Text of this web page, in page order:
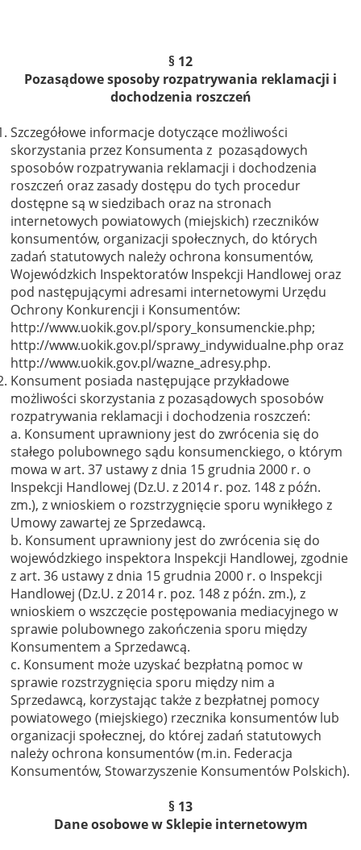
§ 12
Pozasądowe sposoby rozpatrywania reklamacji i
dochodzenia roszczeń
Szczegółowe informacje dotyczące możliwości
skorzystania przez Konsumenta z pozasądowych
sposobów rozpatrywania reklamacji i dochodzenia
roszczeń oraz zasady dostępu do tych procedur
dostępne są w siedzibach oraz na stronach
internetowych powiatowych (miejskich) rzeczników
konsumentów, organizacji społecznych, do których
zadań statutowych należy ochrona konsumentów,
Wojewódzkich Inspektoratów Inspekcji Handlowej oraz
pod następującymi adresami internetowymi Urzędu
Ochrony Konkurencji i Konsumentów:
http://www.uokik.gov.pl/spory_konsumenckie.php;
http://www.uokik.gov.pl/sprawy_indywidualne.php oraz
http://www.uokik.gov.pl/wazne_adresy.php.
Konsument posiada następujące przykładowe
możliwości skorzystania z pozasądowych sposobów
rozpatrywania reklamacji i dochodzenia roszczeń:
a. Konsument uprawniony jest do zwrócenia się do
stałego polubownego sądu konsumenckiego, o którym
mowa w art. 37 ustawy z dnia 15 grudnia 2000 r. o
Inspekcji Handlowej (Dz.U. z 2014 r. poz. 148 z późn.
zm.), z wnioskiem o rozstrzygnięcie sporu wynikłego z
Umowy zawartej ze Sprzedawcą.
b. Konsument uprawniony jest do zwrócenia się do
wojewódzkiego inspektora Inspekcji Handlowej, zgodnie
z art. 36 ustawy z dnia 15 grudnia 2000 r. o Inspekcji
Handlowej (Dz.U. z 2014 r. poz. 148 z późn. zm.), z
wnioskiem o wszczęcie postępowania mediacyjnego w
sprawie polubownego zakończenia sporu między
Konsumentem a Sprzedawcą.
c. Konsument może uzyskać bezpłatną pomoc w
sprawie rozstrzygnięcia sporu między nim a
Sprzedawcą, korzystając także z bezpłatnej pomocy
powiatowego (miejskiego) rzecznika konsumentów lub
organizacji społecznej, do której zadań statutowych
należy ochrona konsumentów (m.in. Federacja
Konsumentów, Stowarzyszenie Konsumentów Polskich).
§ 13
Dane osobowe w Sklepie internetowym